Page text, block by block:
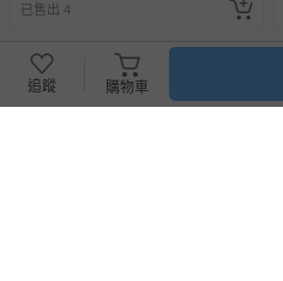
已售出 4
追蹤 購物車